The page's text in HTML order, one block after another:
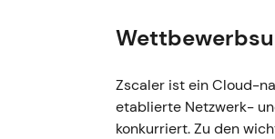
Aufwertungsnarrativ zu
volatiles
[19] .
Zscaler ist ein Cloud-
etablierte Netzwerk-
konkurriert. Zu den